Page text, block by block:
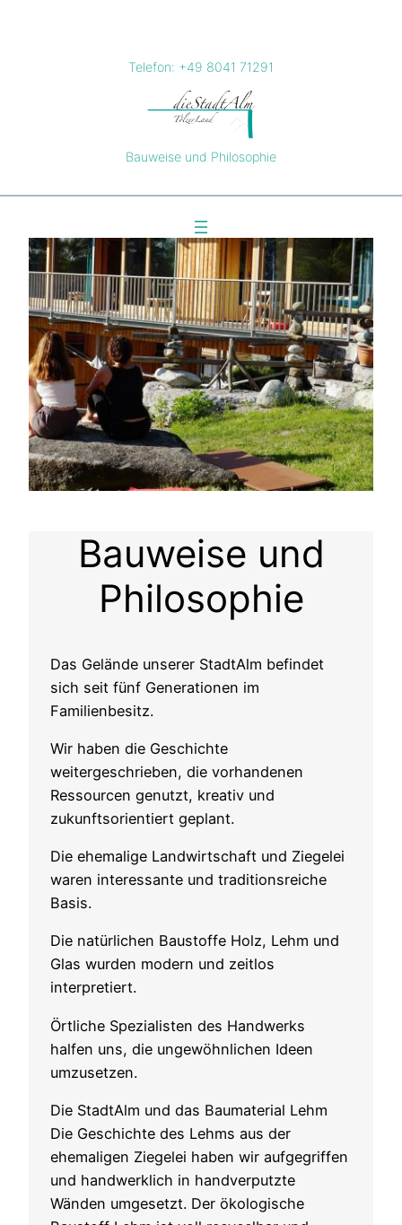
Telefon: +49 8041 71291
Bauweise und Philosophie
Bauweise und
Philosophie
Das Gelände unserer StadtAlm befindet
sich seit fünf Generationen im
Familienbesitz.
Wir haben die Geschichte
weitergeschrieben, die vorhandenen
Ressourcen genutzt, kreativ und
zukunftsorientiert geplant.
Die ehemalige Landwirtschaft und Ziegelei
waren interessante und traditionsreiche
Basis.
Die natürlichen Baustoffe Holz, Lehm und
Glas wurden modern und zeitlos
interpretiert.
Örtliche Spezialisten des Handwerks
halfen uns, die ungewöhnlichen Ideen
umzusetzen.
Die StadtAlm und das Baumaterial Lehm
Die Geschichte des Lehms aus der
ehemaligen Ziegelei haben wir aufgegriffen
und handwerklich in handverputzte
Wänden umgesetzt. Der ökologische